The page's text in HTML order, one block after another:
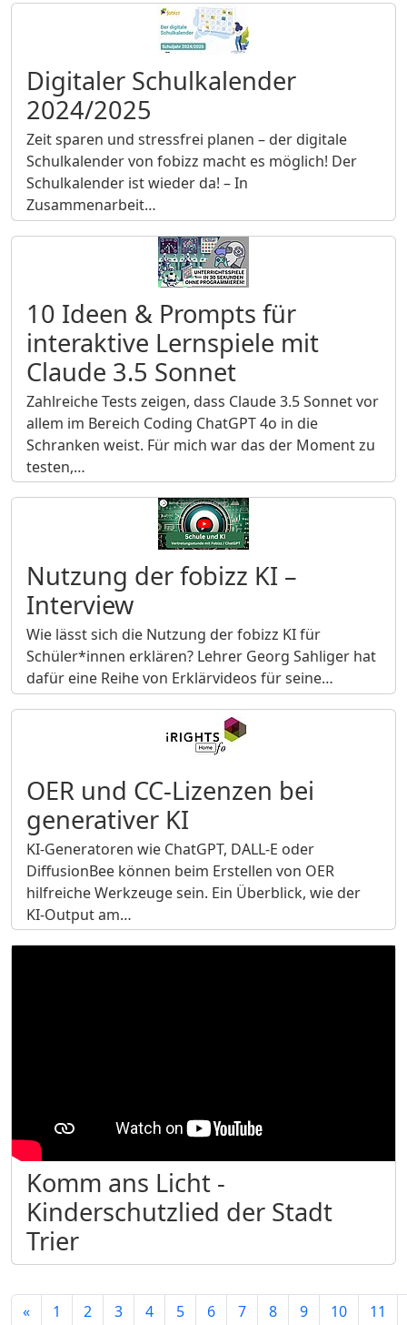
Digitaler Schulkalender
2024/2025
Zeit sparen und stressfrei planen – der digitale
Schulkalender von fobizz macht es möglich! Der
Schulkalender ist wieder da! – In
Zusammenarbeit…
10 Ideen & Prompts für
interaktive Lernspiele mit
Claude 3.5 Sonnet
Zahlreiche Tests zeigen, dass Claude 3.5 Sonnet vor
allem im Bereich Coding ChatGPT 4o in die
Schranken weist. Für mich war das der Moment zu
testen,…
Nutzung der fobizz KI –
Interview
Wie lässt sich die Nutzung der fobizz KI für
Schüler*innen erklären? Lehrer Georg Sahliger hat
dafür eine Reihe von Erklärvideos für seine…
OER und CC-Lizenzen bei
generativer KI
KI-Generatoren wie ChatGPT, DALL-E oder
DiffusionBee können beim Erstellen von OER
hilfreiche Werkzeuge sein. Ein Überblick, wie der
KI-Output am…
Komm ans Licht -
Kinderschutzlied der Stadt
Trier
« 1 2 3 4 5 6 7 8 9 10 11